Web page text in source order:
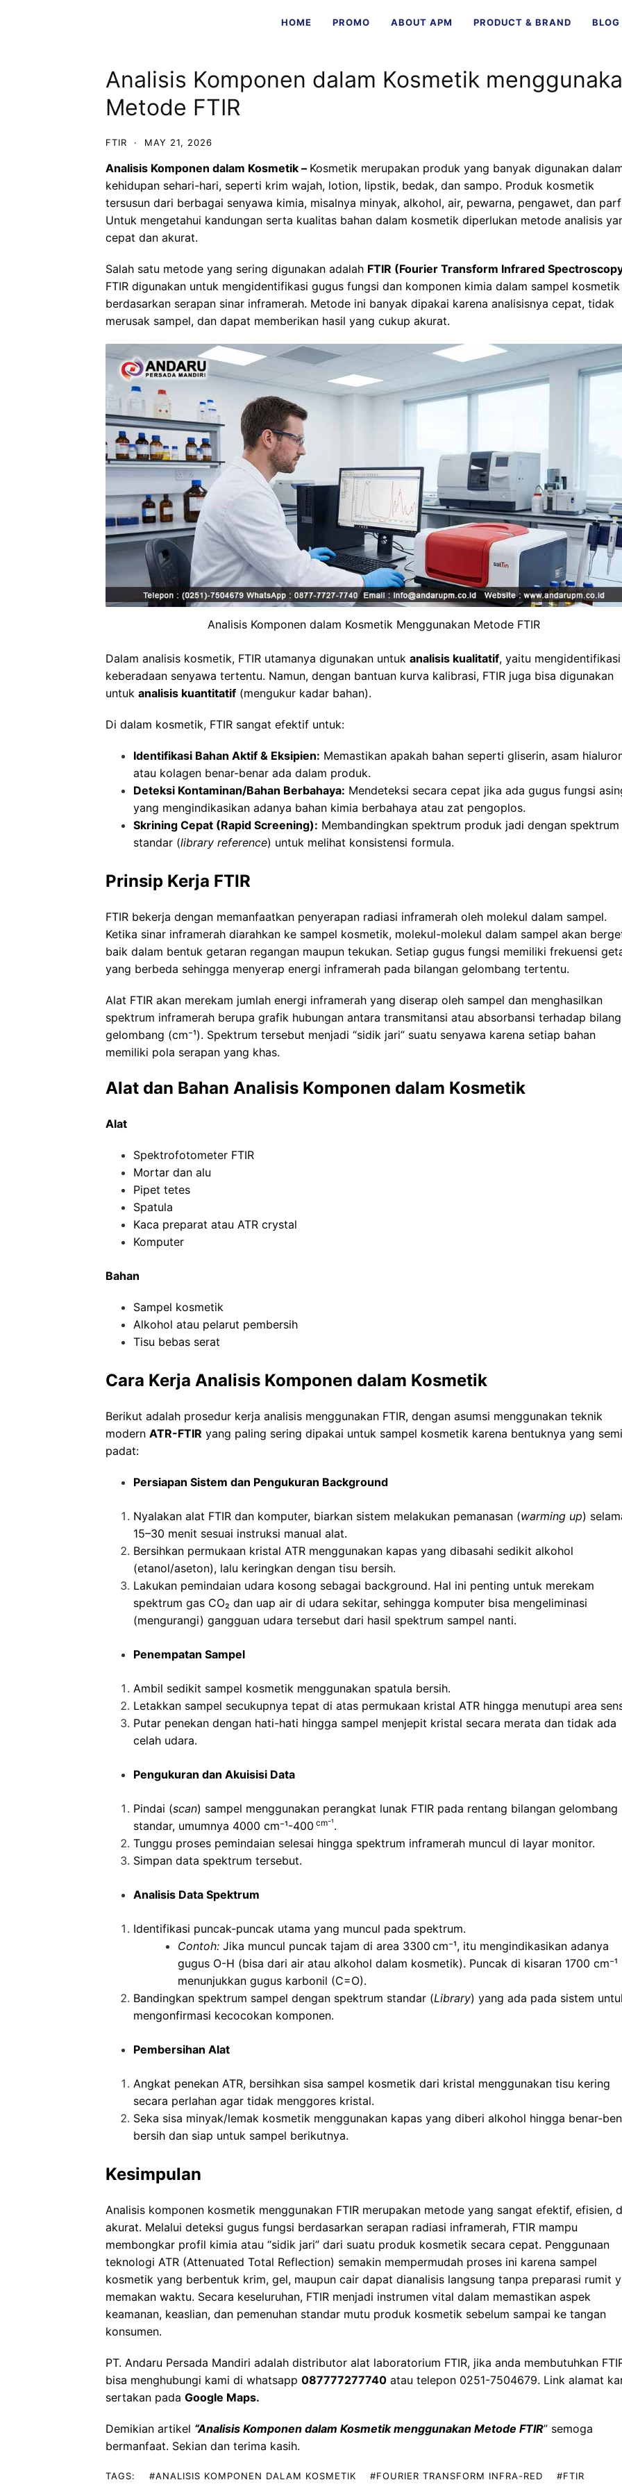
HOME PROMO ABOUT APM PRODUCT & BRAND BLOG
Analisis Komponen dalam Kosmetik
Metode FTIR
FTIR · MAY 21, 2026
Analisis Komponen dalam Kosmetik – Kosmetik merupakan produk yang banyak digunakan
kehidupan sehari-hari, seperti krim wajah, lotion, lipstik, bedak, dan sampo. Produk kosmetik
tersusun dari berbagai senyawa kimia, misalnya minyak, alkohol, air, pewarna, pengawet, dan
Untuk mengetahui kandungan serta kualitas bahan dalam kosmetik diperlukan metode analisis
cepat dan akurat.
Salah satu metode yang sering digunakan adalah FTIR (Fourier Transform Infrared
FTIR digunakan untuk mengidentifikasi gugus fungsi dan komponen kimia dalam sampel kosmetik
berdasarkan serapan sinar inframerah. Metode ini banyak dipakai karena analisisnya cepat, tidak
merusak sampel, dan dapat memberikan hasil yang cukup akurat.
Analisis Komponen dalam Kosmetik Menggunakan Metode FTIR
Dalam analisis kosmetik, FTIR utamanya digunakan untuk analisis kualitatif, yaitu mengidentifikasi
keberadaan senyawa tertentu. Namun, dengan bantuan kurva kalibrasi, FTIR juga bisa digunakan
untuk analisis kuantitatif (mengukur kadar bahan).
Di dalam kosmetik, FTIR sangat efektif untuk:
Identifikasi Bahan Aktif & Eksipien: Memastikan apakah bahan seperti gliserin, asam
atau kolagen benar-benar ada dalam produk.
Deteksi Kontaminan/Bahan Berbahaya: Mendeteksi secara cepat jika ada gugus fungsi
yang mengindikasikan adanya bahan kimia berbahaya atau zat pengoplos.
Skrining Cepat (Rapid Screening): Membandingkan spektrum produk jadi dengan spektrum
standar (library reference) untuk melihat konsistensi formula.
Prinsip Kerja FTIR
FTIR bekerja dengan memanfaatkan penyerapan radiasi inframerah oleh molekul dalam sampel.
Ketika sinar inframerah diarahkan ke sampel kosmetik, molekul-molekul dalam sampel akan
baik dalam bentuk getaran regangan maupun tekukan. Setiap gugus fungsi memiliki frekuensi
yang berbeda sehingga menyerap energi inframerah pada bilangan gelombang tertentu.
Alat FTIR akan merekam jumlah energi inframerah yang diserap oleh sampel dan menghasilkan
spektrum inframerah berupa grafik hubungan antara transmitansi atau absorbansi terhadap
gelombang (cm⁻¹). Spektrum tersebut menjadi “sidik jari” suatu senyawa karena setiap bahan
memiliki pola serapan yang khas.
Alat dan Bahan Analisis Komponen dalam Kosmetik
Alat
Spektrofotometer FTIR
Mortar dan alu
Pipet tetes
Spatula
Kaca preparat atau ATR crystal
Komputer
Bahan
Sampel kosmetik
Alkohol atau pelarut pembersih
Tisu bebas serat
Cara Kerja Analisis Komponen dalam Kosmetik
Berikut adalah prosedur kerja analisis menggunakan FTIR, dengan asumsi menggunakan teknik
modern ATR-FTIR yang paling sering dipakai untuk sampel kosmetik karena bentuknya yang
padat:
Persiapan Sistem dan Pengukuran Background
Nyalakan alat FTIR dan komputer, biarkan sistem melakukan pemanasan (warming up)
15–30 menit sesuai instruksi manual alat.
Bersihkan permukaan kristal ATR menggunakan kapas yang dibasahi sedikit alkohol
(etanol/aseton), lalu keringkan dengan tisu bersih.
Lakukan pemindaian udara kosong sebagai background. Hal ini penting untuk merekam
spektrum gas CO₂ dan uap air di udara sekitar, sehingga komputer bisa mengeliminasi
(mengurangi) gangguan udara tersebut dari hasil spektrum sampel nanti.
Penempatan Sampel
Ambil sedikit sampel kosmetik menggunakan spatula bersih.
Letakkan sampel secukupnya tepat di atas permukaan kristal ATR hingga menutupi area
Putar penekan dengan hati-hati hingga sampel menjepit kristal secara merata dan tidak ada
celah udara.
Pengukuran dan Akuisisi Data
Pindai (scan) sampel menggunakan perangkat lunak FTIR pada rentang bilangan gelombang
standar, umumnya 4000 cm⁻¹-400 cm⁻¹.
Tunggu proses pemindaian selesai hingga spektrum inframerah muncul di layar monitor.
Simpan data spektrum tersebut.
Analisis Data Spektrum
Identifikasi puncak-puncak utama yang muncul pada spektrum.
Contoh: Jika muncul puncak tajam di area 3300 cm⁻¹, itu mengindikasikan adanya
gugus O-H (bisa dari air atau alkohol dalam kosmetik). Puncak di kisaran 1700 cm⁻¹
menunjukkan gugus karbonil (C=O).
Bandingkan spektrum sampel dengan spektrum standar (Library) yang ada pada sistem
mengonfirmasi kecocokan komponen.
Pembersihan Alat
Angkat penekan ATR, bersihkan sisa sampel kosmetik dari kristal menggunakan tisu kering
secara perlahan agar tidak menggores kristal.
Seka sisa minyak/lemak kosmetik menggunakan kapas yang diberi alkohol hingga benar-
bersih dan siap untuk sampel berikutnya.
Kesimpulan
Analisis komponen kosmetik menggunakan FTIR merupakan metode yang sangat efektif, efisien,
akurat. Melalui deteksi gugus fungsi berdasarkan serapan radiasi inframerah, FTIR mampu
membongkar profil kimia atau “sidik jari” dari suatu produk kosmetik secara cepat. Penggunaan
teknologi ATR (Attenuated Total Reflection) semakin mempermudah proses ini karena sampel
kosmetik yang berbentuk krim, gel, maupun cair dapat dianalisis langsung tanpa preparasi rumit
memakan waktu. Secara keseluruhan, FTIR menjadi instrumen vital dalam memastikan aspek
keamanan, keaslian, dan pemenuhan standar mutu produk kosmetik sebelum sampai ke tangan
konsumen.
PT. Andaru Persada Mandiri adalah distributor alat laboratorium FTIR, jika anda membutuhkan
bisa menghubungi kami di whatsapp 087777277740 atau telepon 0251-7504679. Link alamat
sertakan pada Google Maps.
Demikian artikel “Analisis Komponen dalam Kosmetik menggunakan Metode FTIR” semoga
bermanfaat. Sekian dan terima kasih.
TAGS: #ANALISIS KOMPONEN DALAM KOSMETIK #FOURIER TRANSFORM INFRA-RED #FTIR